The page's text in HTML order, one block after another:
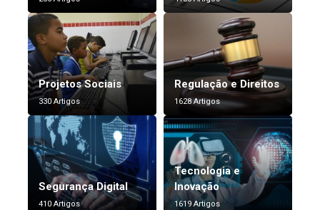
Projetos Sociais
330 Artigos
Regulação e Direitos
1628 Artigos
Segurança Digital
410 Artigos
Tecnologia e
Inovação
1619 Artigos